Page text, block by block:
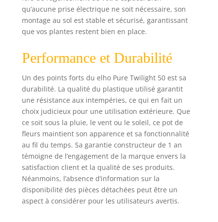
qu’aucune prise électrique ne soit nécessaire, son
montage au sol est stable et sécurisé, garantissant
que vos plantes restent bien en place.
Performance et Durabilité
Un des points forts du elho Pure Twilight 50 est sa
durabilité. La qualité du plastique utilisé garantit
une résistance aux intempéries, ce qui en fait un
choix judicieux pour une utilisation extérieure. Que
ce soit sous la pluie, le vent ou le soleil, ce pot de
fleurs maintient son apparence et sa fonctionnalité
au fil du temps. Sa garantie constructeur de 1 an
témoigne de l’engagement de la marque envers la
satisfaction client et la qualité de ses produits.
Néanmoins, l’absence d’information sur la
disponibilité des pièces détachées peut être un
aspect à considérer pour les utilisateurs avertis.